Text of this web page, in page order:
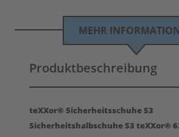
MEHR
Produktbeschreibung
teXXor® Sicherheitsschuhe S3
Sicherheitshalbschuhe S3 teXXor®